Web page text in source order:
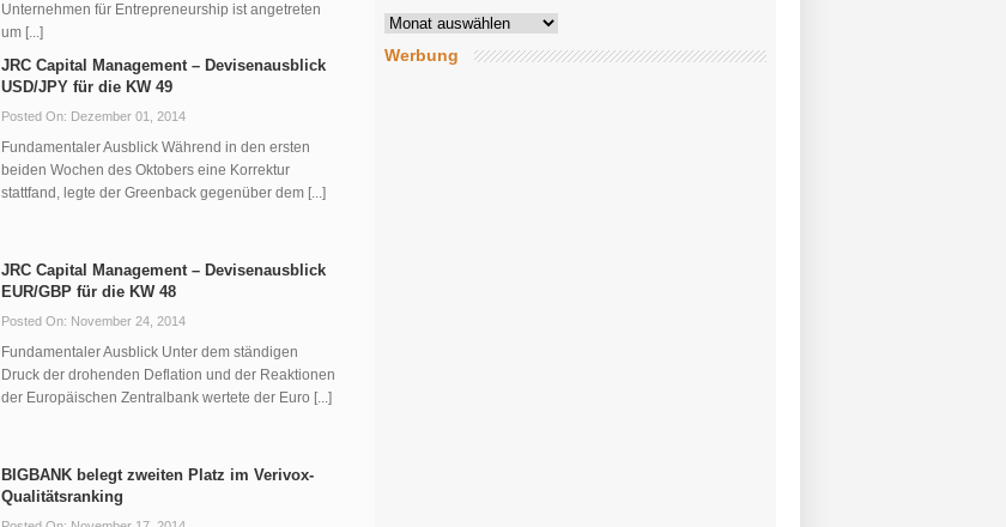
Unternehmen für Entrepreneurship ist angetreten
um [...]
JRC Capital Management – Devisenausblick
USD/JPY für die KW 49
Posted On: Dezember 01, 2014
Fundamentaler Ausblick Während in den ersten
beiden Wochen des Oktobers eine Korrektur
stattfand, legte der Greenback gegenüber dem [...]
JRC Capital Management – Devisenausblick
EUR/GBP für die KW 48
Posted On: November 24, 2014
Fundamentaler Ausblick Unter dem ständigen
Druck der drohenden Deflation und der Reaktionen
der Europäischen Zentralbank wertete der Euro [...]
BIGBANK belegt zweiten Platz im Verivox-
Qualitätsranking
Alle
im
Werbung